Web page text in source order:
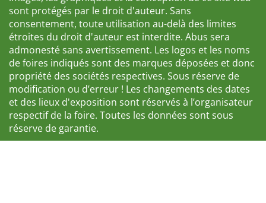
sont protégés par le droit d'auteur. Sans
consentement, toute utilisation au-delà des limites
étroites du droit d'auteur est interdite. Abus sera
admonesté sans avertissement. Les logos et les noms
de foires indiqués sont des marques déposées et donc
propriété des sociétés respectives. Sous réserve de
modification ou d’erreur ! Les changements des dates
et des lieux d'exposition sont réservés à l’organisateur
respectif de la foire. Toutes les données sont sous
réserve de garantie.